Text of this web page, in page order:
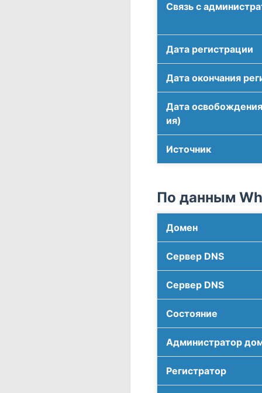
Связь с
Дата регистрации
Дата окончания
Дата
ия)
Источник
По данным
Домен
Сервер DNS
Сервер DNS
Соcтояние
Администратор
Регистратор